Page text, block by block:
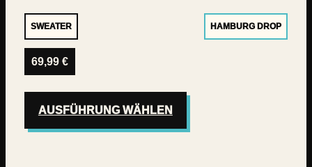
SWEATER HAMBURG DROP
69,99 €
AUSFÜHRUNG WÄHLEN